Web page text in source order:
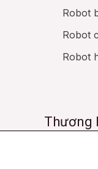
Robot
Robot
Robot
Thương